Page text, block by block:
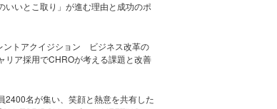
いいとこ取り」が進む理由と成功のポ
ントアクイジション ビジネス改革の
リア採用でCHROが考える課題と改善
2400名が集い、笑顔と熱意を共有した